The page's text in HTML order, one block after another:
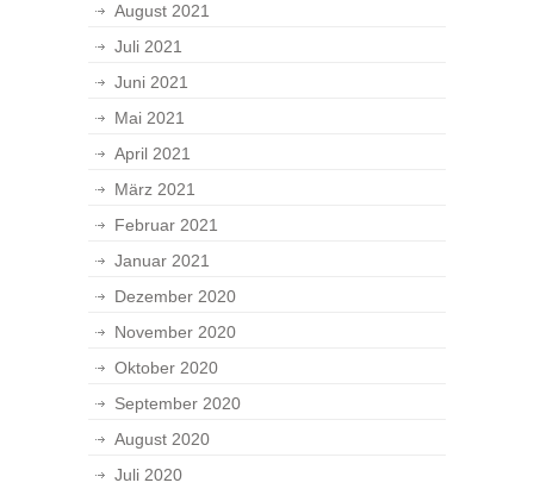
August 2021
Juli 2021
Juni 2021
Mai 2021
April 2021
März 2021
Februar 2021
Januar 2021
Dezember 2020
November 2020
Oktober 2020
September 2020
August 2020
Juli 2020